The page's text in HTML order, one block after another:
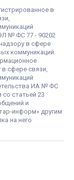
в
№ ФС 77 - 90202
в сфере
коммуникаций.
в сфере связи,
ИА № ФС
со статьей 23
и
информ» другим
на него